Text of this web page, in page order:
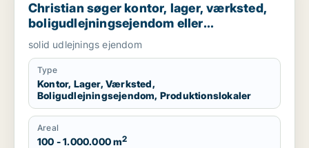
Christian søger kontor, lager, værksted,
boligudlejningsejendom eller
produktionslokaler til salg i Nordsjælland,
Roskilde eller Holbæk
solid udlejnings ejendom
Type
Kontor, Lager, Værksted,
Boligudlejningsejendom, Produktionslokaler
Areal
100 - 1.000.000 m2